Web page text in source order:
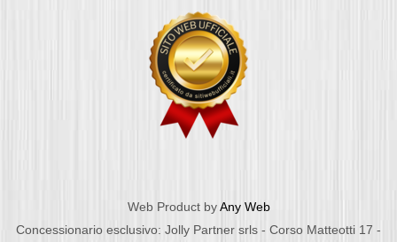
Web Product byAny Web
Concessionario esclusivo: Jolly Partner srls - Corso Matteotti 17 -